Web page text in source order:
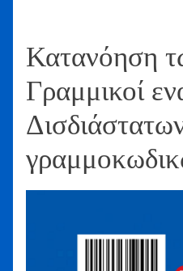
Κατανόηση
Γραμμικοί